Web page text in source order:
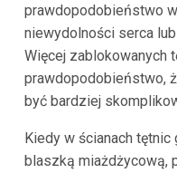
prawdopodobieństwo
niewydolności serca
Więcej zablokowanych
prawdopodobieństwo,
być bardziej
Kiedy w ścianach
blaszką miażdżycową,